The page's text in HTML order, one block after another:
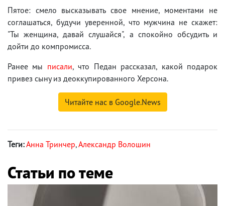
Пятое: смело высказывать свое мнение, моментами не
соглашаться, будучи уверенной, что мужчина не скажет:
"Ты женщина, давай слушайся", а спокойно обсудить и
дойти до компромисса.
Ранее мы писали, что Педан рассказал, какой подарок
привез сыну из деоккупированного Херсона.
Читайте нас в Google.News
Теги:Анна Тринчер,Александр Волошин
Статьи по теме